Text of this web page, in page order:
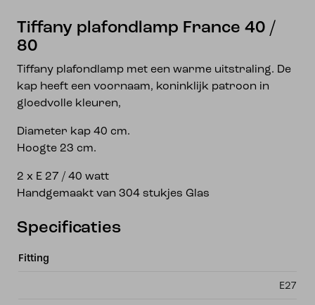
Tiffany plafondlamp France 40 /
80
Tiffany plafondlamp met een warme uitstraling. De
kap heeft een voornaam, koninklijk patroon in
gloedvolle kleuren,
Diameter kap 40 cm.
Hoogte 23 cm.
2 x E 27 / 40 watt
Handgemaakt van 304 stukjes Glas
Specificaties
Fitting
E27